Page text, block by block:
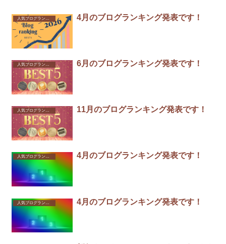
4月のブログランキング発表です！
人気ブログランキング 6月のブログランキング発表です！
人気ブログランキング 11月のブログランキング発表です！
人気ブログランキング 4月のブログランキング発表です！
4月のブログランキング発表です！